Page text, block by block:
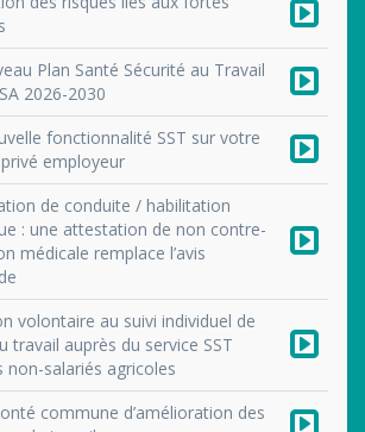
Plan Santé Sécurité au Travail
2026-2030
fonctionnalité SST sur votre
employeur
de conduite / habilitation
: une attestation de non contre-
médicale remplace l’avis
volontaire au suivi individuel de
travail auprès du service SST
non-salariés agricoles
commune d’amélioration des